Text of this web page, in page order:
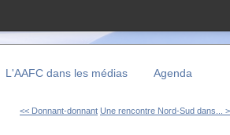
L'AAFC dans les médias Agenda
<< Donnant-donnant Une rencontre Nord-Sud dans...